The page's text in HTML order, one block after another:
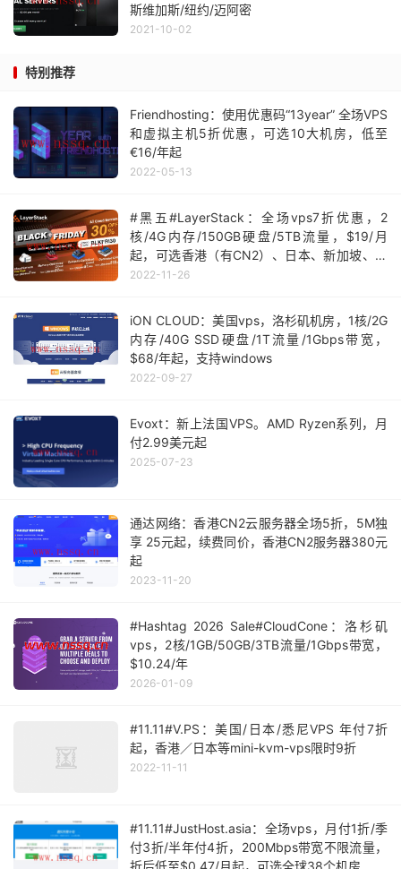
斯维加斯/纽约/迈阿密
2021-10-02
特别推荐
Friendhosting：使用优惠码“13year” 全场VPS
和虚拟主机5折优惠，可选10大机房，低至
€16/年起
2022-05-13
#黑五#LayerStack：全场vps7折优惠，2
核/4G内存/150GB硬盘/5TB流量，$19/月
起，可选香港（有CN2）、日本、新加坡、洛
杉矶等机房
2022-11-26
iON CLOUD：美国vps，洛杉矶机房，1核/2G
内存/40G SSD硬盘/1T流量/1Gbps带宽，
$68/年起，支持windows
2022-09-27
Evoxt：新上法国VPS。AMD Ryzen系列，月
付2.99美元起
2025-07-23
通达网络：香港CN2云服务器全场5折，5M独
享 25元起，续费同价，香港CN2服务器380元
起
2023-11-20
#Hashtag 2026 Sale#CloudCone：洛杉矶
vps，2核/1GB/50GB/3TB流量/1Gbps带宽，
$10.24/年
2026-01-09
#11.11#V.PS：美国/日本/悉尼VPS 年付7折
起，香港／日本等mini-kvm-vps限时9折
2022-11-11
#11.11#JustHost.asia：全场vps，月付1折/季
付3折/半年付4折，200Mbps带宽不限流量，
折后低至$0.47/月起，可选全球38个机房